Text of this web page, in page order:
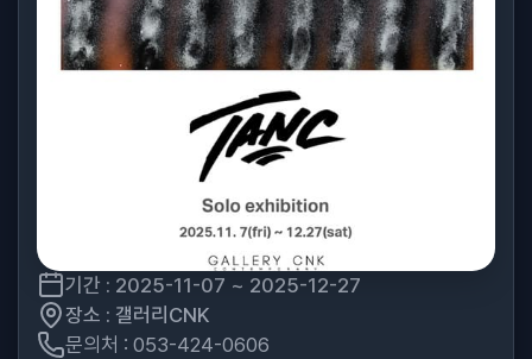
기간 : 2025-11-07 ~ 2025-12-27
장소 : 갤러리CNK
문의처 : 053-424-0606